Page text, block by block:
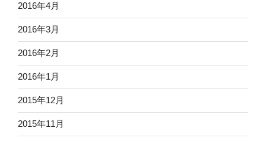
2016年4月
2016年3月
2016年2月
2016年1月
2015年12月
2015年11月